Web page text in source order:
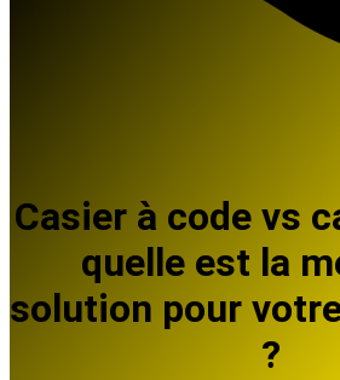
Casier à code vs
quelle est la
solution pour
?